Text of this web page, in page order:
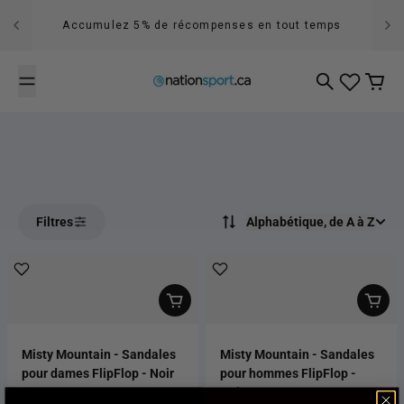
Accumulez 5% de récompenses en tout temps
RecherchePanier
Filtres Alphabétique, de A à Z
Misty Mountain - Sandales
pour dames FlipFlop - Noir
Misty Mountain - Sandales
pour hommes FlipFlop -
Noir